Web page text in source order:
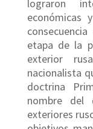
lograron
económicas
etapa de la
exterior
nacionalista
doctrina
nombre del
exteriores